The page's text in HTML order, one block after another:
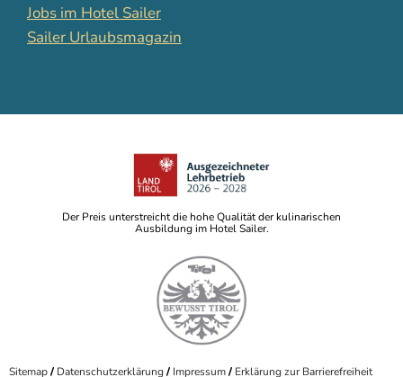
Jobs im Hotel Sailer
Sailer Urlaubsmagazin
Der Preis unterstreicht die hohe Qualität der kulinarischen
Ausbildung im Hotel Sailer.
Sitemap Datenschutzerklärung Impressum Erklärung zur Barrierefreiheit